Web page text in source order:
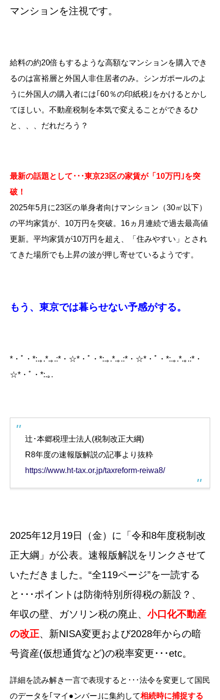
マンションを注視です。
給料の約20倍もするような高額なマンションを購入でき
るのは富裕層と外国人非住居者のみ。シンガポールのよ
うに外国人の購入者には｢60％の印紙税｣をかけるとかし
てほしい。不動産税制を本気で変えることができるひ
と、、、だれだろう？
最新の話題として･･･東京23区の家賃が「10万円｣を突
破！
2025年5月に23区の単身者向けマンション（30㎡以下）
の平均家賃が、10万円を突破。16ヵ月連続で過去最高値
更新。平均家賃が10万円を超え、「住みやすい」とされ
てきた場所でも上昇の波が押し寄せているようです。
もう、東京では暮らせない予感がする。
*・ﾟ・*:.｡.*.｡.:*・☆*・ﾟ・*:.｡.*.｡.:*・☆*・ﾟ・*:.｡.*.｡.:*・
☆*・ﾟ・*:.｡.
辻･本郷税理士法人(税制改正大綱)
R8年度の速報版解説の記事より抜粋
https://www.ht-tax.or.jp/taxreform-reiwa8/
2025年12月19日（金）に「令和8年度税制改
正大綱」が公表。速報版解説をリンクさせて
いただきました。“全119ページ”を一読する
と･･･ポイントは防衛特別所得税の新設？、
年収の壁、ガソリン税の廃止、 小口化不動産
の改正、新NISA変更および2028年からの暗
号資産(仮想通貨など)の税率変更･･･etc。
詳細を読み解き一言で表現すると･･･法令を変更して国民
のデータを｢マイ●ンバー｣に集約して相続時に捕捉する